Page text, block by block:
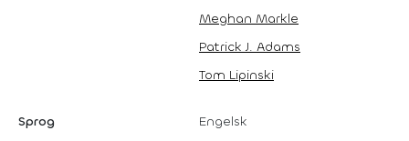
Meghan Markle
Patrick J. Adams
Tom Lipinski
Sprog Engelsk